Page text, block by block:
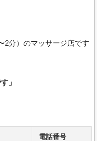
2分）のマッサージ店です
」
電話番号